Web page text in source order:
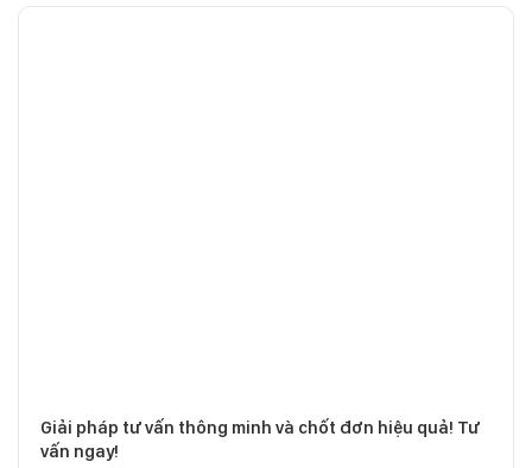
Giải pháp tư vấn thông minh và chốt đơn hiệu quả! Tư
vấn ngay!